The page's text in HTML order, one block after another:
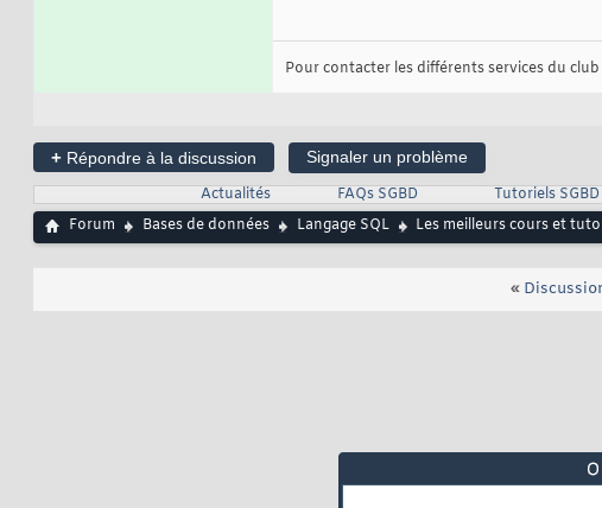
Pour contacter les différents services du
+ Répondre à la discussion
Signaler un problème
Actualités
FAQs SGBD Tutoriels SGBD
Forum
Bases de données Langage SQL Les meilleurs cours et
«